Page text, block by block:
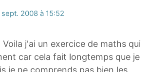
sept. 2008 à 15:52
j'ai un exercice de maths qui
car cela fait longtemps que je
je ne comprends pas bien les